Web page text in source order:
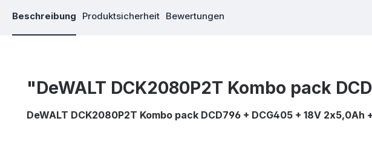
Beschreibung Produktsicherheit Bewertungen
"DeWALT DCK2080P2T Kombo pack
DeWALT DCK2080P2T Kombo pack DCD796 + DCG405 + 18V 2x5,0Ah